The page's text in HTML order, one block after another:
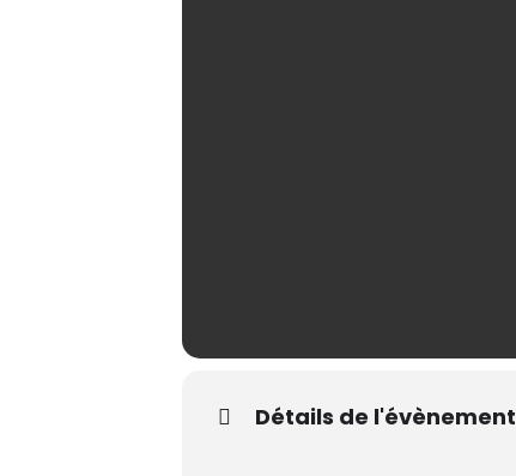
Détails de l'évènement